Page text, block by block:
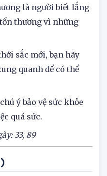
là người biết lắng
thương vì những
sắc mới, bạn hãy
quanh để có thể
ý bảo vệ sức khỏe
quá sức.
33, 89